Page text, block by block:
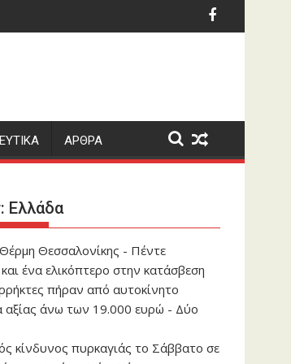
για τον Κωνσταντέλια σύμφωνα με τους
Καλώδιο Ελλάδας –
ΑΡΘΡΑ
Ελλάδα
Θεσσαλονίκης - Πέντε
ένα ελικόπτερο στην κατάσβεση
πήραν από αυτοκίνητο
αξίας άνω των 19.000 ευρώ - Δύο
κίνδυνος πυρκαγιάς το Σάββατο σε